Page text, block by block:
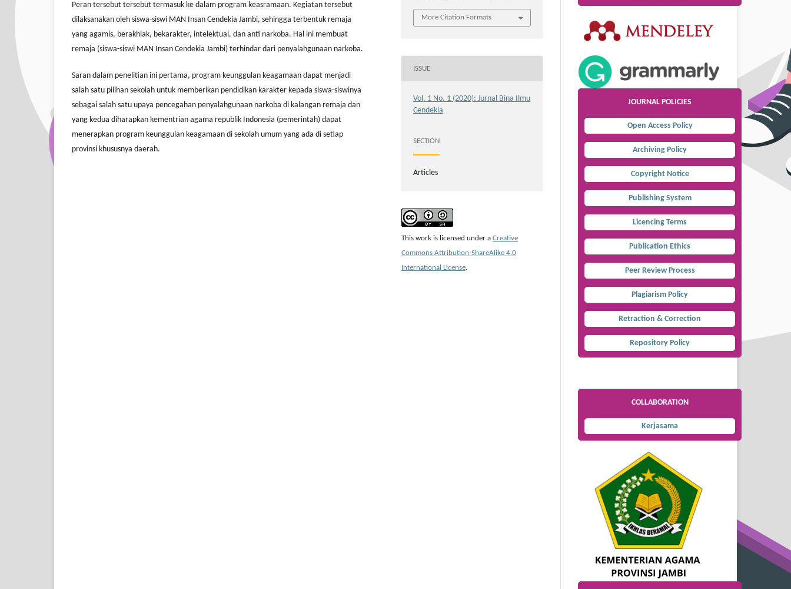
Peran tersebut tersebut termasuk ke dalam program keasramaan. Kegiatan tersebut
dilaksanakan oleh siswa-siswi MAN Insan Cendekia Jambi, sehingga terbentuk remaja
yang agamis, berakhlak, bekarakter, intelektual, dan anti narkoba. Hal ini membuat
remaja (siswa-siswi MAN Insan Cendekia Jambi) terhindar dari penyalahgunaan narkoba.
Saran dalam penelitian ini pertama, program keunggulan keagamaan dapat menjadi
salah satu pilihan sekolah untuk memberikan pendidikan karakter kepada siswa-siswinya
sebagai salah satu upaya pencegahan penyalahgunaan narkoba di kalangan remaja dan
yang kedua diharapkan kementrian agama republik Indonesia (pemerintah) dapat
menerapkan program keunggulan keagamaan di sekolah umum yang ada di setiap
provinsi khususnya daerah.
More Citation Formats
ISSUE
Vol. 1 No. 1 (2020): Jurnal Bina Ilmu
Cendekia
SECTION
Articles
This work is licensed under a Creative
Commons Attribution-ShareAlike 4.0
International License.
JOURNAL POLICIES
Open Access Policy
Archiving Policy
Copyright Notice
Publishing System
Licencing Terms
Publication Ethics
Peer Review Process
Plagiarism Policy
Retraction & Correction
Repository Policy
COLLABORATION
Kerjasama